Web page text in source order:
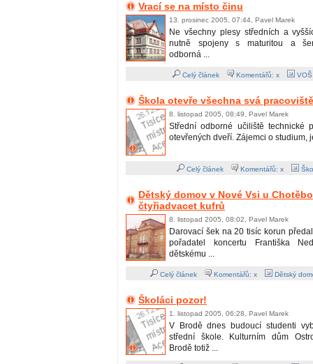
Vrací se na místo činu
13. prosinec 2005, 07:44, Pavel Marek
Ne všechny plesy středních a
nutně spojeny s maturitou a
odborná ...
Celý článek Komentářů: x
Škola otevře všechna svá pracoviště
8. listopad 2005, 08:49, Pavel Marek
Střední odborné učiliště technické
otevřených dveří. Zájemci o studium,
Celý článek Komentářů: x
Dětský domov v Nové Vsi u
čtyřiadvacet kufrů
8. listopad 2005, 08:02, Pavel Marek
Darovací šek na 20 tisíc korun
pořadatel koncertu Františka
dětskému ...
Celý článek Komentářů: x Dětský
Školáci pozor!
1. listopad 2005, 06:28, Pavel Marek
V Brodě dnes budoucí studenti
střední škole. Kulturním dům
Brodě totiž ...